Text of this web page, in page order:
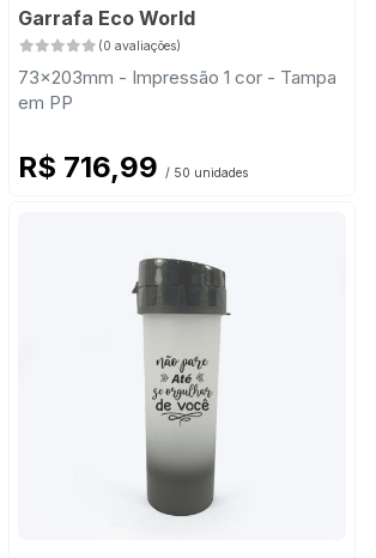
Garrafa Eco World
(0 avaliações)
73x203mm - Impressão 1 cor - Tampa
em PP
R$ 716,99 / 50 unidades